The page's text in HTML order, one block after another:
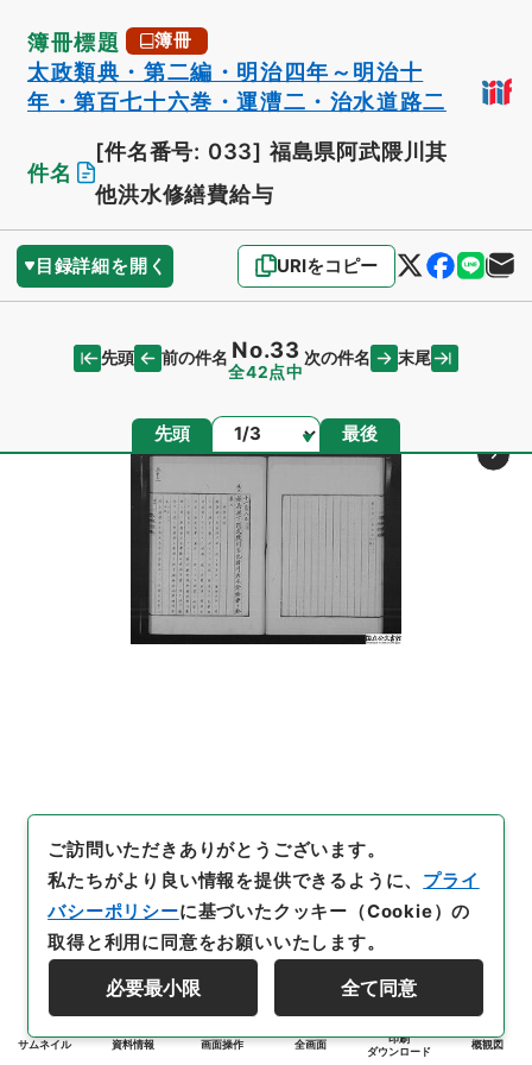
簿冊標題 簿冊
太政類典・第二編・明治四年～明治十
年・第百七十六巻・運漕二・治水道路二
件名
[件名番号: 033] 福島県阿武隈川其
他洪水修繕費給与
目録詳細を開く URIをコピー
先頭 前の件名 No.33
全42点中
次の件名 末尾
先頭 ページ 最後
サムネイル 資料情報 画面操作 全画面
印刷
ダウンロード
概観図
ご訪問いただきありがとうございます。
私たちがより良い情報を提供できるように、 プライ
バシーポリシーに基づいたクッキー（Cookie）の
取得と利用に同意をお願いいたします。
必要最小限 全て同意